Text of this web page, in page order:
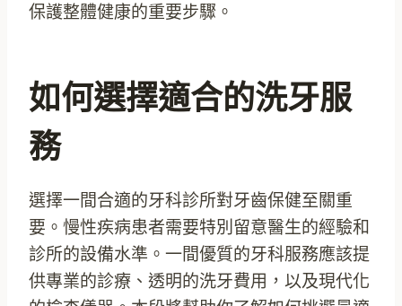
保護整體健康的重要步驟。
如何選擇適合的洗牙服
務
選擇一間合適的牙科診所對牙齒保健至關重
要。慢性疾病患者需要特別留意醫生的經驗和
診所的設備水準。一間優質的牙科服務應該提
供專業的診療、透明的洗牙費用，以及現代化